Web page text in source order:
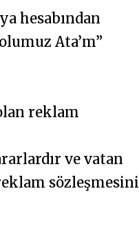
hesabından
Ata’m”
reklam
ve vatan
sözleşmesini